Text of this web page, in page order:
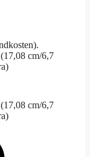
cm/6,7
cm/6,7